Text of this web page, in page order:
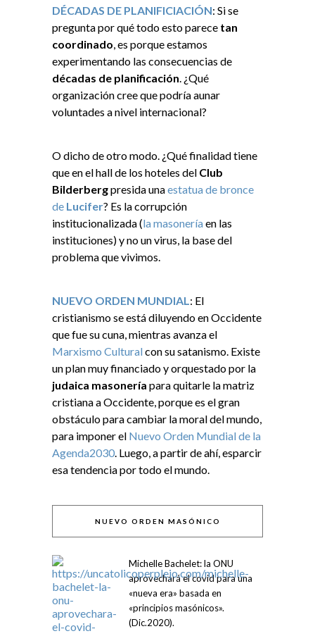
DÉCADAS DE PLANIFICIACIÓN: Si se
pregunta por qué todo esto parece tan
coordinado, es porque estamos
experimentando las consecuencias de
décadas de planificación. ¿Qué
organización cree que podría aunar
voluntades a nivel internacional?
O dicho de otro modo. ¿Qué finalidad tiene
que en el hall de los hoteles del Club
Bilderbergpresida unaestatua de bronce
de Lucifer? Es la corrupción
institucionalizada (la masoneríaen las
instituciones) y no un virus, la base del
problema que vivimos.
NUEVO ORDEN MUNDIAL: El
cristianismo se está diluyendo en Occidente
que fue su cuna, mientras avanza el
Marxismo Culturalcon su satanismo. Existe
un plan muy financiado y orquestado por la
judaica masonería para quitarle la matriz
cristiana a Occidente, porque es el gran
obstáculo para cambiar la moral del mundo,
para imponer el Nuevo Orden Mundial de la
Agenda2030. Luego, a partir de ahí, esparcir
esa tendencia por todo el mundo.
NUEVO ORDEN MASÓNICO
Michelle Bachelet: la ONU
aprovechará el covid para una
«nueva era» basada en
«principios masónicos».
(Dic.2020).